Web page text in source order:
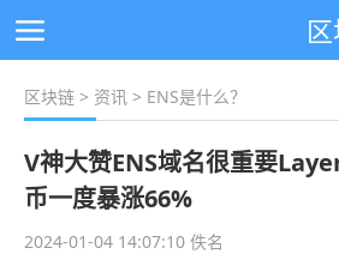
区块链 > 资讯 > ENS是什么？
V神大赞ENS域名很重要
币一度暴涨66%
2024-01-04 14:07:10 佚名